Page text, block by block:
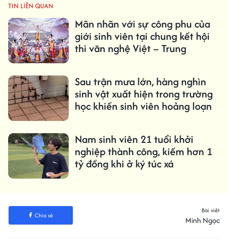
TIN LIÊN QUAN
Mãn nhãn với sự công phu của
giới sinh viên tại chung kết hội
thi văn nghệ Việt – Trung
Sau trận mưa lớn, hàng nghìn
sinh vật xuất hiện trong trường
học khiến sinh viên hoảng loạn
Nam sinh viên 21 tuổi khởi
nghiệp thành công, kiếm hơn 1
tỷ đồng khi ở ký túc xá
Chia sẻ
Bài viết
Minh Ngọc